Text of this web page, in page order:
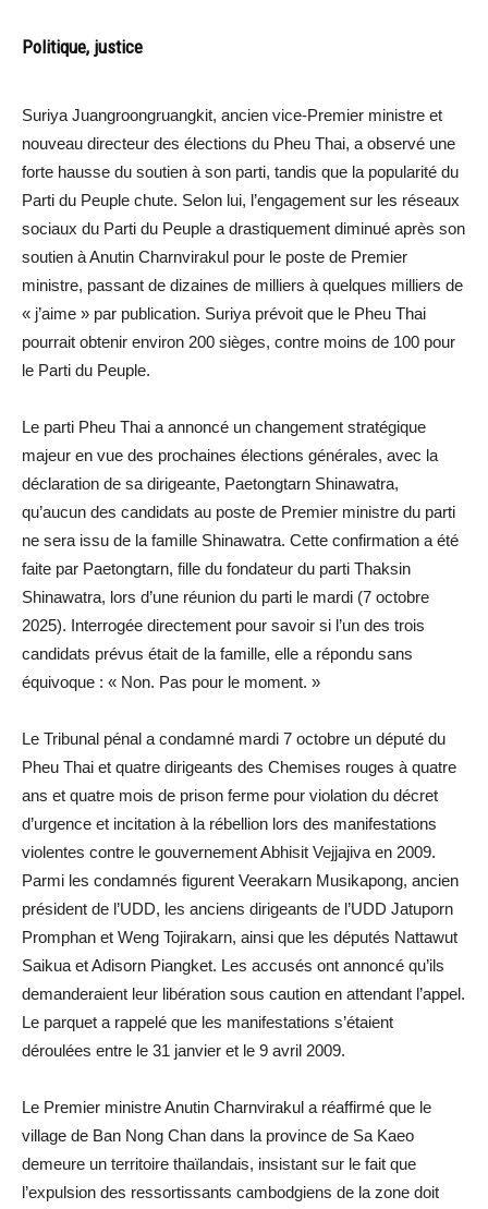
Politique, justice
Suriya Juangroongruangkit, ancien vice-Premier ministre et
nouveau directeur des élections du Pheu Thai, a observé une
forte hausse du soutien à son parti, tandis que la popularité du
Parti du Peuple chute. Selon lui, l’engagement sur les réseaux
sociaux du Parti du Peuple a drastiquement diminué après son
soutien à Anutin Charnvirakul pour le poste de Premier
ministre, passant de dizaines de milliers à quelques milliers de
« j’aime » par publication. Suriya prévoit que le Pheu Thai
pourrait obtenir environ 200 sièges, contre moins de 100 pour
le Parti du Peuple.
Le parti Pheu Thai a annoncé un changement stratégique
majeur en vue des prochaines élections générales, avec la
déclaration de sa dirigeante, Paetongtarn Shinawatra,
qu’aucun des candidats au poste de Premier ministre du parti
ne sera issu de la famille Shinawatra. Cette confirmation a été
faite par Paetongtarn, fille du fondateur du parti Thaksin
Shinawatra, lors d’une réunion du parti le mardi (7 octobre
2025). Interrogée directement pour savoir si l’un des trois
candidats prévus était de la famille, elle a répondu sans
équivoque : « Non. Pas pour le moment. »
Le Tribunal pénal a condamné mardi 7 octobre un député du
Pheu Thai et quatre dirigeants des Chemises rouges à quatre
ans et quatre mois de prison ferme pour violation du décret
d’urgence et incitation à la rébellion lors des manifestations
violentes contre le gouvernement Abhisit Vejjajiva en 2009.
Parmi les condamnés figurent Veerakarn Musikapong, ancien
président de l’UDD, les anciens dirigeants de l’UDD Jatuporn
Promphan et Weng Tojirakarn, ainsi que les députés Nattawut
Saikua et Adisorn Piangket. Les accusés ont annoncé qu’ils
demanderaient leur libération sous caution en attendant l’appel.
Le parquet a rappelé que les manifestations s’étaient
déroulées entre le 31 janvier et le 9 avril 2009.
Le Premier ministre Anutin Charnvirakul a réaffirmé que le
village de Ban Nong Chan dans la province de Sa Kaeo
demeure un territoire thaïlandais, insistant sur le fait que
l’expulsion des ressortissants cambodgiens de la zone doit